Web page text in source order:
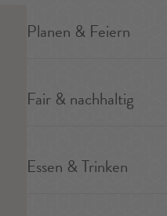
Planen & Feiern
Fair & nachhaltig
Essen & Trinken